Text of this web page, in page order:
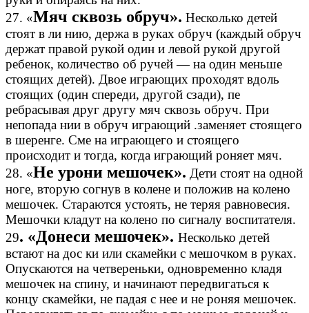
27. «Мяч сквозь обруч». Несколько детей
стоят в ли нию, держа в руках обруч (каждый обруч
держат правой рукой один и левой рукой другой
ребенок, количество об ручей — на один меньше
стоящих детей). Двое играющих проходят вдоль
стоящих (один спереди, другой сзади), пе
ребрасывая друг другу мяч сквозь обруч. При
непопада нии в обруч играющий .заменяет стоящего
в шеренге. Сме на играющего и стоящего
происходит и тогда, когда играющий роняет мяч.
28. «Не урони мешочек». Дети стоят на одной
ноге, вторую согнув в колене и положив на колено
мешочек. Стараются устоять, не теряя равновесия.
Мешочки кладут на колено по сигналу воспитателя.
29. «Донеси мешочек». Несколько детей
встают на дос ки или скамейки с мешочком в руках.
Опускаются на четвереньки, одновременно кладя
мешочек на спину, и начинают передвигаться к
концу скамейки, не падая с нее и не роняя мешочек.